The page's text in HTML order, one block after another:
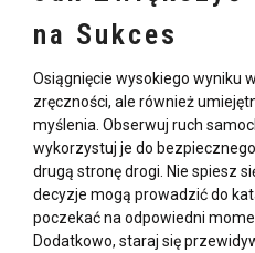
na Sukces
Osiągnięcie wysokiego wyniku w
zręczności, ale również
myślenia. Obserwuj ruch
wykorzystuj je do
drugą stronę drogi. Nie spiesz
decyzje mogą prowadzić do
poczekać na odpowiedni
Dodatkowo, staraj się